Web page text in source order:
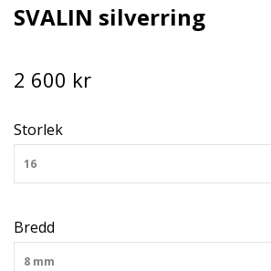
SVALIN silverring
2 600 kr
Storlek
16
Bredd
8 mm